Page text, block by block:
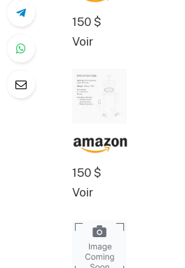
150 $
Voir
150 $
Voir